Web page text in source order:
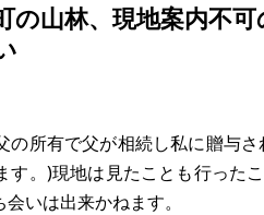
の山林、現地案内不
の所有で父が相続し私に贈与
す。)現地は見たことも行った
いは出来かねます。